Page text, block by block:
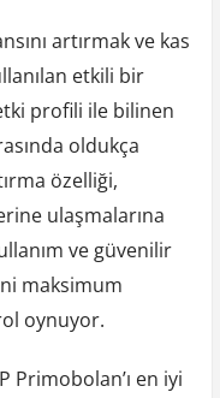
artırmak ve kas
etkili bir
profili ile bilinen
oldukça
özelliği,
ulaşmalarına
ve güvenilir
maksimum
oynuyor.
Primobolan’ı en iyi